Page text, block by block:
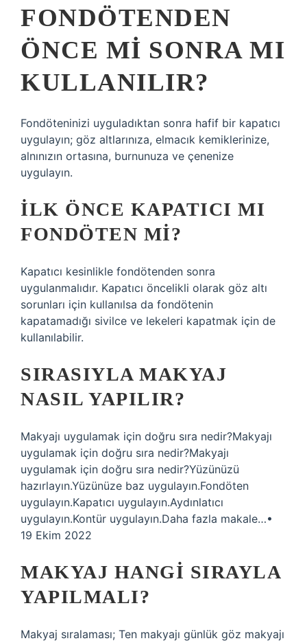
FONDÖTENDEN
ÖNCE MI SONRA MI
KULLANILIR?
Fondöteninizi uyguladıktan sonra hafif bir kapatıcı
uygulayın; göz altlarınıza, elmacık kemiklerinize,
alnınızın ortasına, burnunuza ve çenenize
uygulayın.
İLK ÖNCE KAPATICI MI
FONDÖTEN MI?
Kapatıcı kesinlikle fondötenden sonra
uygulanmalıdır. Kapatıcı öncelikli olarak göz altı
sorunları için kullanılsa da fondötenin
kapatamadığı sivilce ve lekeleri kapatmak için de
kullanılabilir.
SIRASIYLA MAKYAJ
NASIL YAPILIR?
Makyajı uygulamak için doğru sıra nedir?Makyajı
uygulamak için doğru sıra nedir?Makyajı
uygulamak için doğru sıra nedir?Yüzünüzü
hazırlayın.Yüzünüze baz uygulayın.Fondöten
uygulayın.Kapatıcı uygulayın.Aydınlatıcı
uygulayın.Kontür uygulayın.Daha fazla makale…•
19 Ekim 2022
MAKYAJ HANGI SIRAYLA
YAPILMALI?
Makyaj sıralaması; Ten makyajı günlük göz makyajı